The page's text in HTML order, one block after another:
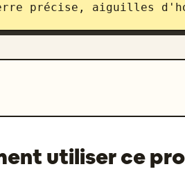
précise, aiguilles
utiliser ce